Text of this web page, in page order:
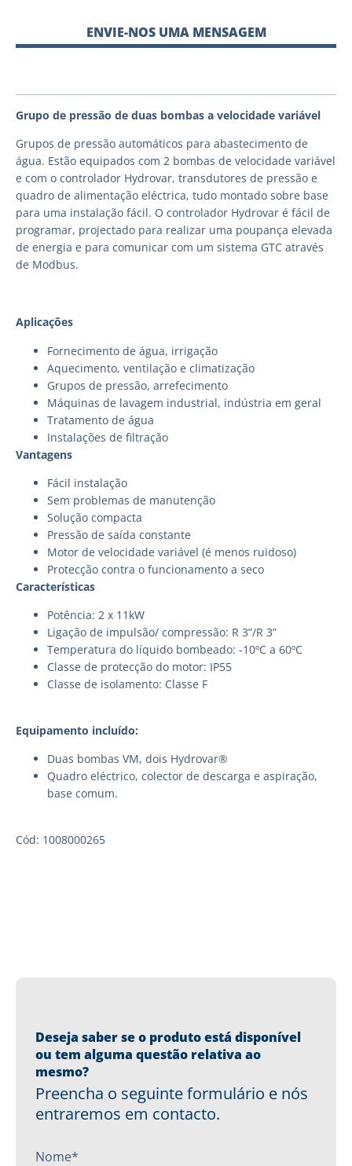
ENVIE-NOS UMA MENSAGEM
Grupo de pressão de duas bombas a velocidade variável
Grupos de pressão automáticos para abastecimento de
água. Estão equipados com 2 bombas de velocidade variável
e com o controlador Hydrovar, transdutores de pressão e
quadro de alimentação eléctrica, tudo montado sobre base
para uma instalação fácil. O controlador Hydrovar é fácil de
programar, projectado para realizar uma poupança elevada
de energia e para comunicar com um sistema GTC através
de Modbus.
Aplicações
Fornecimento de água, irrigação
Aquecimento, ventilação e climatização
Grupos de pressão, arrefecimento
Máquinas de lavagem industrial, indústria em geral
Tratamento de água
Instalações de filtração
Vantagens
Fácil instalação
Sem problemas de manutenção
Solução compacta
Pressão de saída constante
Motor de velocidade variável (é menos ruidoso)
Protecção contra o funcionamento a seco
Características
Potência: 2 x 11kW
Ligação de impulsão/ compressão: R 3”/R 3”
Temperatura do líquido bombeado: -10ºC a 60ºC
Classe de protecção do motor: IP55
Classe de isolamento: Classe F
Equipamento incluído:
Duas bombas VM, dois Hydrovar®
Quadro eléctrico, colector de descarga e aspiração,
base comum.
Cód: 1008000265
Deseja saber se o produto está disponível
ou tem alguma questão relativa ao
mesmo?
Preencha o seguinte formulário e nós
entraremos em contacto.
Nome*